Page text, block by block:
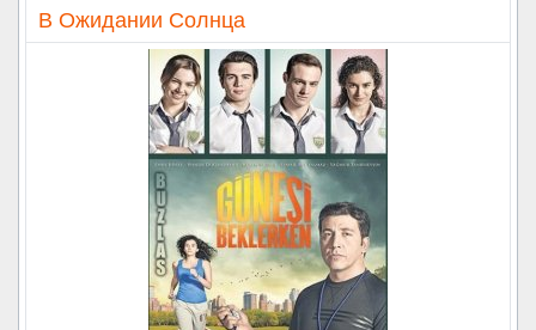
В Ожидании Солнца